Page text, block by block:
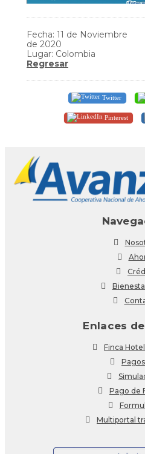
Fecha: 11 de Noviembre
de 2020
Lugar: Colombia
Regresar
Twitter
Pinterest
Enlaces
Finca
Pagos
Pago de
Multiportal